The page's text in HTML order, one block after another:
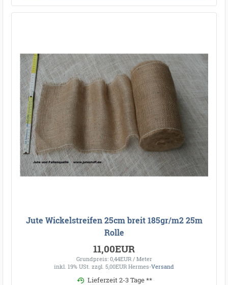
Jute Wickelstreifen 25cm breit 185gr/m2 25m
Rolle
11,00EUR
Grundpreis: 0,44EUR / Meter
inkl. 19% USt. zzgl. 5,00EUR Hermes-Versand
Lieferzeit 2-3 Tage **